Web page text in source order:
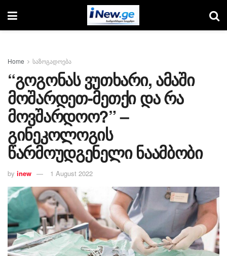
Home საზოგადოება
“გოგონას ვუთხარი, ამაში
მოშარდეთ-მეთქი და რა
მოვშარდოო?” –
გინეკოლოგის
წარმოუდგენელი ნაამბობი
by inew 1 August 2022